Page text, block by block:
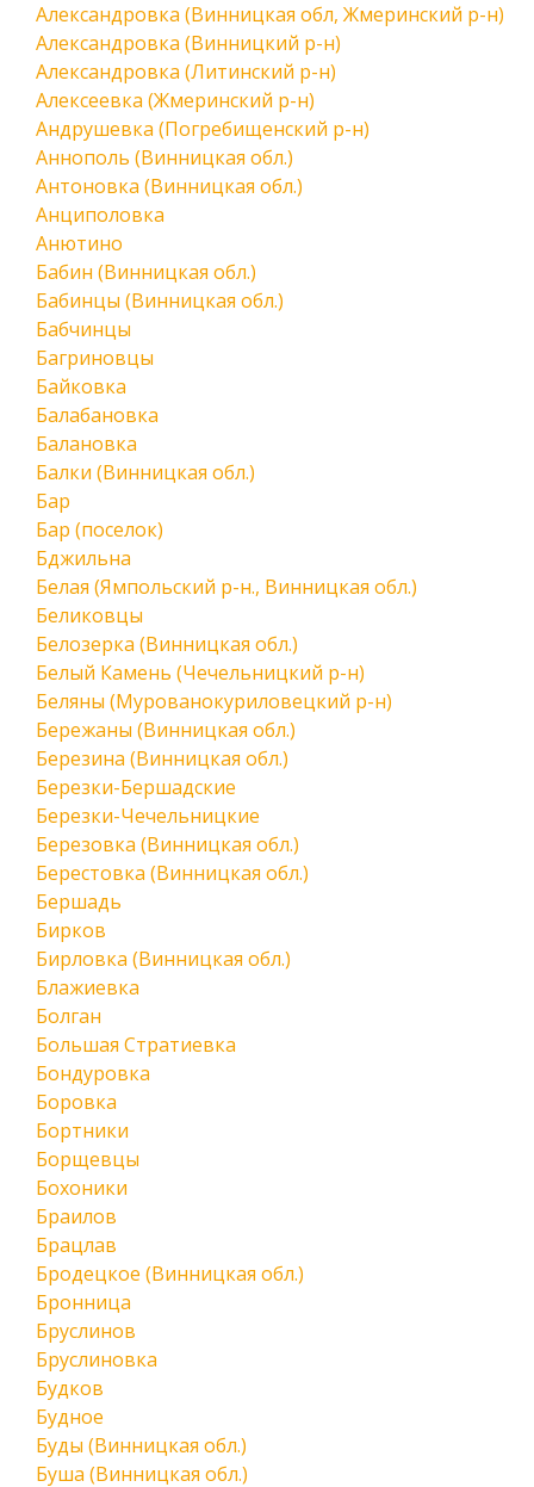
Александровка (Винницкая обл, Жмеринский р-н)
Александровка (Винницкий р-н)
Александровка (Литинский р-н)
Алексеевка (Жмеринский р-н)
Андрушевка (Погребищенский р-н)
Аннополь (Винницкая обл.)
Антоновка (Винницкая обл.)
Анциполовка
Анютино
Бабин (Винницкая обл.)
Бабинцы (Винницкая обл.)
Бабчинцы
Багриновцы
Байковка
Балабановка
Балановка
Балки (Винницкая обл.)
Бар
Бар (поселок)
Бджильна
Белая (Ямпольский р-н., Винницкая обл.)
Беликовцы
Белозерка (Винницкая обл.)
Белый Камень (Чечельницкий р-н)
Беляны (Мурованокуриловецкий р-н)
Бережаны (Винницкая обл.)
Березина (Винницкая обл.)
Березки-Бершадские
Березки-Чечельницкие
Березовка (Винницкая обл.)
Берестовка (Винницкая обл.)
Бершадь
Бирков
Бирловка (Винницкая обл.)
Блажиевка
Болган
Большая Стратиевка
Бондуровка
Боровка
Бортники
Борщевцы
Бохоники
Браилов
Брацлав
Бродецкое (Винницкая обл.)
Бронница
Бруслинов
Бруслиновка
Будков
Будное
Буды (Винницкая обл.)
Буша (Винницкая обл.)